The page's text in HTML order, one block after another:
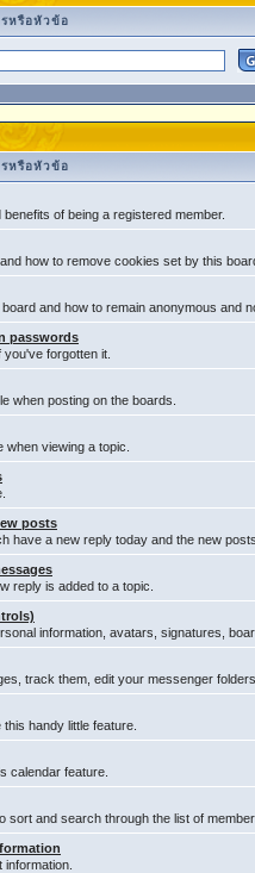
หรือหัวข้อ
หรือหัวข้อ
of being a registered member.
how to remove cookies set by this
and how to remain anonymous and
passwords
forgotten it.
when posting on the boards.
when viewing a topic.
posts
have a new reply today and the new
reply is added to a topic.
information, avatars, signatures,
track them, edit your messenger
handy little feature.
calendar feature.
sort and search through the list of